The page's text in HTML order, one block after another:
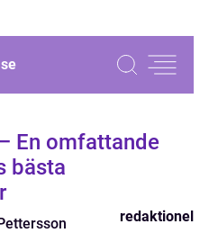
se
En omfattande
bästa
redaktionel